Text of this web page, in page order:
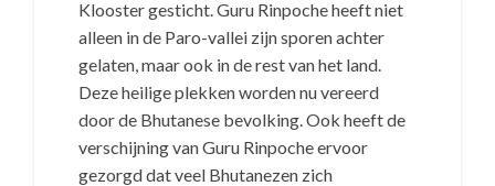
Klooster gesticht. Guru Rinpoche heeft niet
alleen in de Paro-vallei zijn sporen achter
gelaten, maar ook in de rest van het land.
Deze heilige plekken worden nu vereerd
door de Bhutanese bevolking. Ook heeft de
verschijning van Guru Rinpoche ervoor
gezorgd dat veel Bhutanezen zich